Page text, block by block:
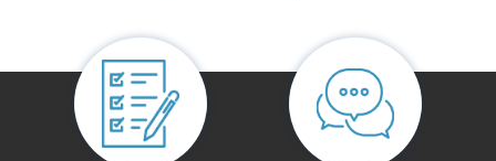
אין עדיין חוות דעת.
היה הראשון לכתוב סקירה “חדר שינה+ארון הזזה דגם נייט”
האימייל לא יוצג באתר.
שדות החובה מסומנים